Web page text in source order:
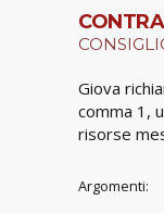
Giova
comma 1,
risorse
Argomenti: